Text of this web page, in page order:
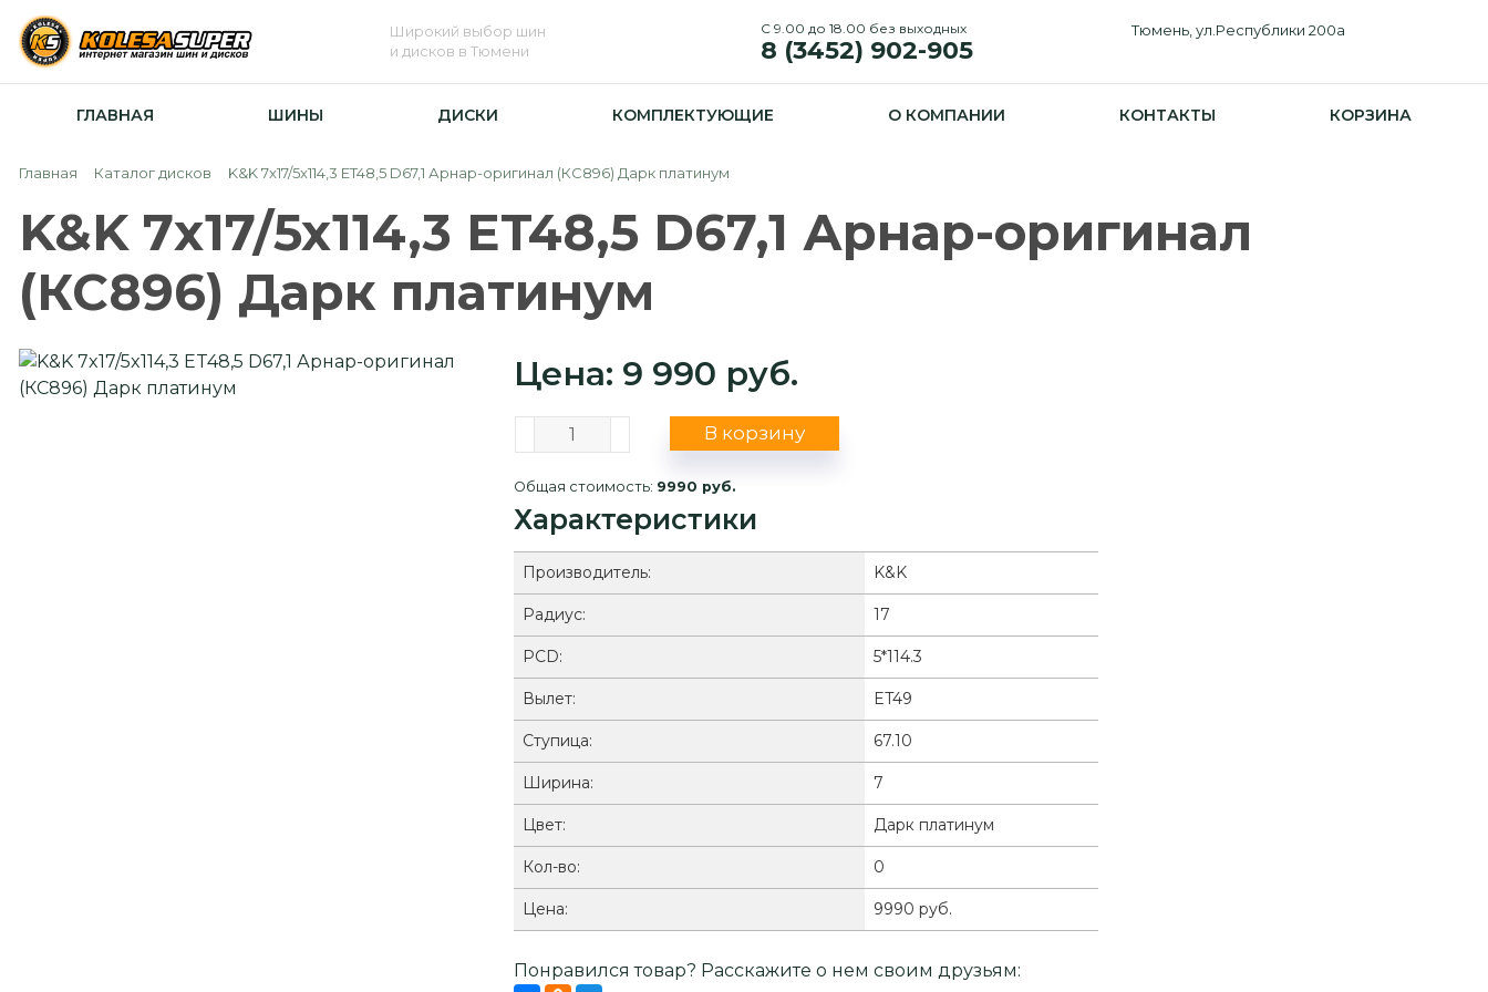
Широкий выбор шин
и дисков в Тюмени
С 9.00 до 18.00 без выходных
8 (3452) 902-905
Тюмень, ул.Республики 200а
ГЛАВНАЯ ШИНЫ ДИСКИ КОМПЛЕКТУЮЩИЕ О КОМПАНИИ КОНТАКТЫ КОРЗИНА
Главная Каталог дисков K&K 7x17/5x114,3 ET48,5 D67,1 Арнар-оригинал (КС896) Дарк платинум
K&K 7x17/5x114,3 ET48,5 D67,1 Арнар-оригинал
(КС896) Дарк платинум
Цена: 9 990 руб.
В корзину
Общая стоимость: 9990 руб.
Характеристики
Производитель: K&K
Радиус: 17
PCD: 5*114.3
Вылет: ET49
Ступица: 67.10
Ширина: 7
Цвет: Дарк платинум
Кол-во: 0
Цена: 9990 руб.
Понравился товар? Расскажите о нем своим друзьям: